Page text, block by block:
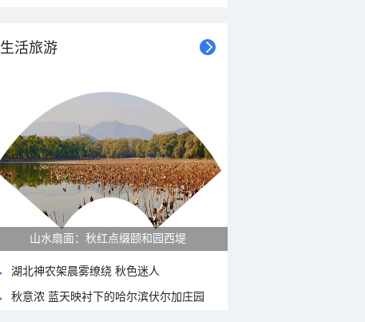
生活旅游
山水扇面：秋红点缀颐和园西堤
湖北神农架晨雾缭绕 秋色迷人
秋意浓 蓝天映衬下的哈尔滨伏尔加庄园